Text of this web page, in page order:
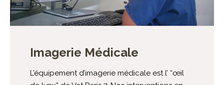
Imagerie Médicale
L’équipement d’imagerie médicale est l’ “œil